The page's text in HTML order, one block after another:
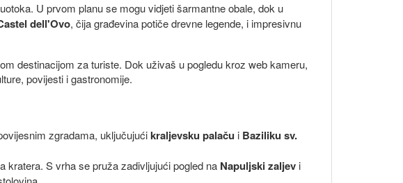
U prvom planu se mogu vidjeti šarmantne obale, dok u
dell'Ovo, čija građevina potiče drevne legende, i impresivnu
destinacijom za turiste. Dok uživaš u pogledu kroz web kameru,
povijesti i gastronomije.
zgradama, uključujućikraljevsku palaču i Baziliku sv.
kratera. S vrha se pruža zadivljujući pogled na Napuljski zaljev i